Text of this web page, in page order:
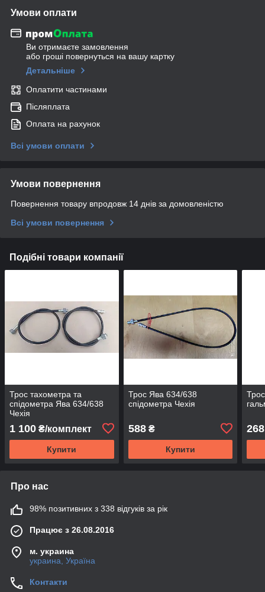
Умови оплати
Ви отримаєте замовлення
або гроші повернуться на вашу картку
Детальніше
Оплатити частинами
Післяплата
Оплата на рахунок
Всі умови оплати
Умови повернення
Повернення товару впродовж 14 днів за домовленістю
Всі умови повернення
Подібні товари компанії
Трос тахометра та
спідометра Ява 634/638
Чехія
1 100 ₴/комплект
Купити
Трос Ява 634/638
спідометра Чехія
588₴
Купити
268
Про нас
98% позитивних з 338 відгуків за рік
Працює з 26.08.2016
м. украина
украина, Україна
Контакти